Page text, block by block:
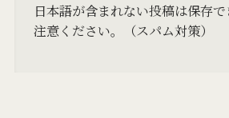
日本語が含まれない投稿は保存
注意ください。（スパム対策）